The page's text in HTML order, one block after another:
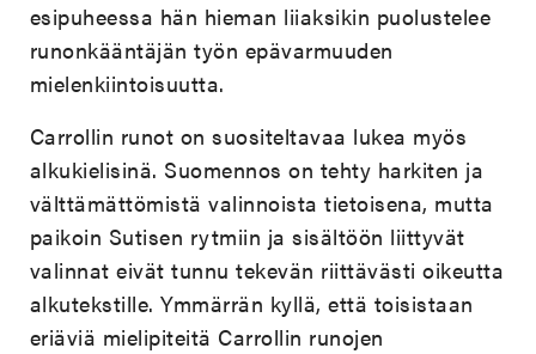
esipuheessa hän hieman liiaksikin puolustelee
runonkääntäjän työn epävarmuuden
mielenkiintoisuutta.
Carrollin runot on suositeltavaa lukea myös
alkukielisinä. Suomennos on tehty harkiten ja
välttämättömistä valinnoista tietoisena, mutta
paikoin Sutisen rytmiin ja sisältöön liittyvät
valinnat eivät tunnu tekevän riittävästi oikeutta
alkutekstille. Ymmärrän kyllä, että toisistaan
eriäviä mielipiteitä Carrollin runojen